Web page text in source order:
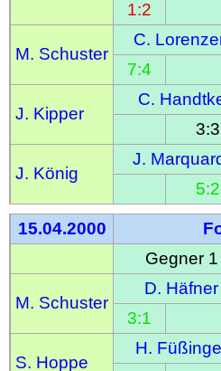
1:2
M. Schuster
C.
7:4
J. Kipper
C.
3:3
J. König
J.
5:2
15.04.2000
Gegner 1
M. Schuster
D. Häfner
3:1
S. Hoppe
H.